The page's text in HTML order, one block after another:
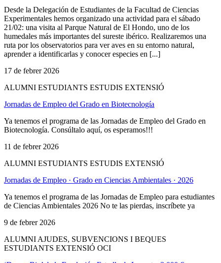
Desde la Delegación de Estudiantes de la Facultad de Ciencias
Experimentales hemos organizado una actividad para el sábado
21/02: una visita al Parque Natural de El Hondo, uno de los
humedales más importantes del sureste ibérico. Realizaremos una
ruta por los observatorios para ver aves en su entorno natural,
aprender a identificarlas y conocer especies en [...]
17 de febrer 2026
ALUMNI ESTUDIANTS ESTUDIS EXTENSIÓ
Jornadas de Empleo del Grado en Biotecnología
Ya tenemos el programa de las Jornadas de Empleo del Grado en
Biotecnología. Consúltalo aquí, os esperamos!!!
11 de febrer 2026
ALUMNI ESTUDIANTS ESTUDIS EXTENSIÓ
Jornadas de Empleo · Grado en Ciencias Ambientales · 2026
Ya tenemos el programa de las Jornadas de Empleo para estudiantes
de Ciencias Ambientales 2026 No te las pierdas, inscríbete ya
9 de febrer 2026
ALUMNI AJUDES, SUBVENCIONS I BEQUES
ESTUDIANTS EXTENSIÓ OCI